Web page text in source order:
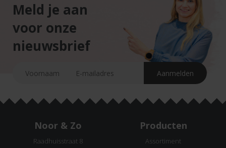
Meld je aan
voor onze
nieuwsbrief
Noor & Zo
Raadhuisstraat 8
Producten
Assortiment